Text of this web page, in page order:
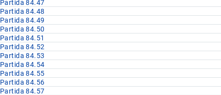
Partida 84.47
Partida 84.48
Partida 84.49
Partida 84.50
Partida 84.51
Partida 84.52
Partida 84.53
Partida 84.54
Partida 84.55
Partida 84.56
Partida 84.57